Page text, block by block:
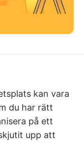
kan vara
du har rätt
på ett
upp att